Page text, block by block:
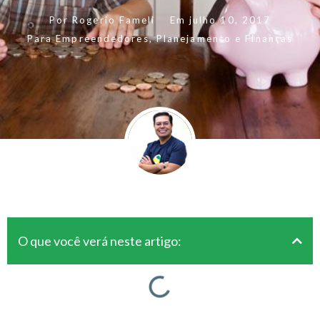
PorRogerio Fameli Em julho 10, 2017
Para Empreendedores,Planejamento e Finanças
O que você verá neste artigo: